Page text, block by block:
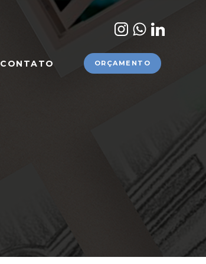
CONTATO ORÇAMENTO